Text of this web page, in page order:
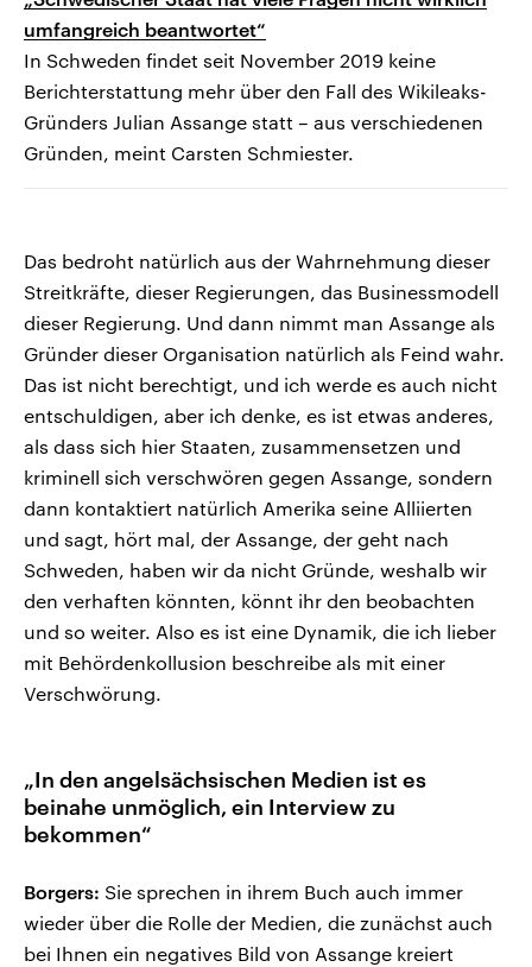
umfangreich beantwortet“
In Schweden findet seit November 2019 keine
Berichterstattung mehr über den Fall des Wikileaks-
Gründers Julian Assange statt – aus verschiedenen
Gründen, meint Carsten Schmiester.
Das bedroht natürlich aus der Wahrnehmung dieser
Streitkräfte, dieser Regierungen, das Businessmodell
dieser Regierung. Und dann nimmt man Assange als
Gründer dieser Organisation natürlich als Feind wahr.
Das ist nicht berechtigt, und ich werde es auch nicht
entschuldigen, aber ich denke, es ist etwas anderes,
als dass sich hier Staaten, zusammensetzen und
kriminell sich verschwören gegen Assange, sondern
dann kontaktiert natürlich Amerika seine Alliierten
und sagt, hört mal, der Assange, der geht nach
Schweden, haben wir da nicht Gründe, weshalb wir
den verhaften könnten, könnt ihr den beobachten
und so weiter. Also es ist eine Dynamik, die ich lieber
mit Behördenkollusion beschreibe als mit einer
Verschwörung.
„In den angelsächsischen Medien ist es
beinahe unmöglich, ein Interview zu
bekommen“
Borgers: Sie sprechen in ihrem Buch auch immer
wieder über die Rolle der Medien, die zunächst auch
bei Ihnen ein negatives Bild von Assange kreiert